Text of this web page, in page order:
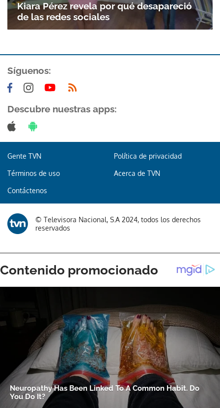
Kiara Pérez revela por qué desapareció
de las redes sociales
Síguenos:
Descubre nuestras apps:
Gente TVN Política de privacidad
Términos de uso Acerca de TVN
Contáctenos
© Televisora Nacional, S.A 2024, todos los derechos
reservados